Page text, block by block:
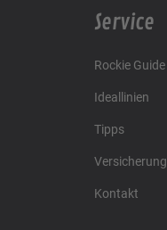
Service
Rockie Guide
Ideallinien
Tipps
Versicherung
Kontakt